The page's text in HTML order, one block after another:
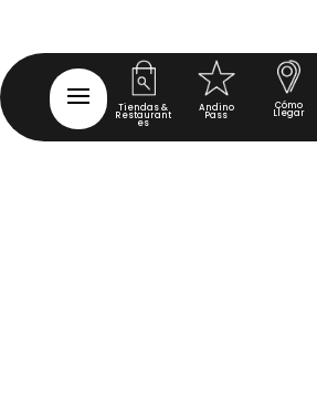
Tiendas &
Restaurant
es
Andino
Pass
Cómo
Llegar